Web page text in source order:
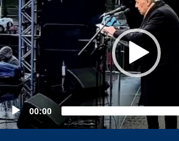
00:00